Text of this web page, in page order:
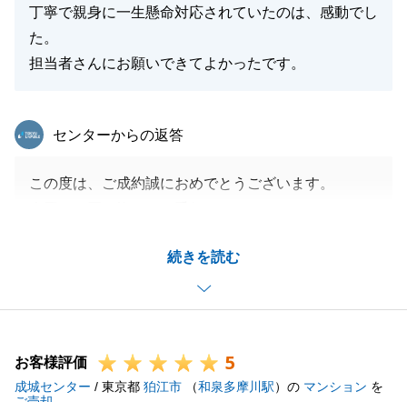
丁寧で親身に一生懸命対応されていたのは、感動でし
た。
担当者さんにお願いできてよかったです。
続きを読む
東急リバブル
センターからの返答
この度は、ご成約誠におめでとうございます。
べく高く、早くご成約ができるよう、弊社のサービス
を最大限活用して販売活動を行わせて頂きました。
結果として、良いご条件でご成約ができて良かったで
また機会がございましたら、宜しくお願い申し上げま
す。
お客様評価 5
成城センター / 東京都 狛江市 （和泉多摩川駅）の マンション を